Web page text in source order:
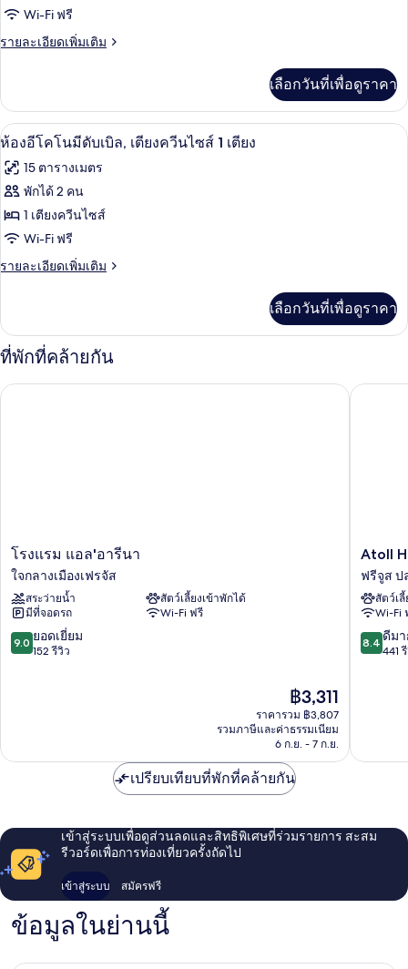
ท,
วิว
สวน
ของ
Superior
Sea
View
Wi-Fi ฟรี
รายละเอียดเพิ่มเติม
ราย
เกี่ยว
กับ
Superior
Room,
Sea
เลือกวันที่เพื่อดูราคา
เปิด
ภาพถ่าย
ทั้งหมด
ของ
ห้อง
อี
โน
มี
เตียง
ห้องอีโคโนมีดับเบิล, เตียงควีนไซส์ 1
7
ห้องอีโคโนมีดับเบิล, เตียงควีนไซส์ 1 เตียง
15 ตารางเมตร
พักได้ 2 คน
1 เตียงควีนไซส์
Wi-Fi ฟรี
รายละเอียดเพิ่มเติม
ราย
เกี่ยว
กับ
ห้อง
โค
เลือกวันที่เพื่อดูราคา
ที่พักที่คล้ายกัน
โรงแรม
แอล'อารี
นา
ใจ
กลาง
เมือง
เฟรจัส
โรงแรม แอล'อารีนา
ใจกลางเมืองเฟรจัส
สระว่ายน้ำ
สัตว์เลี้ยงเข้าพักได้
มีที่จอดรถ
Wi-Fi ฟรี
9.0
จาก
9.0 ยอดเยี่ยม
152 รีวิว
ราคา
ปัจจุบัน
คือ
฿3,311
฿3,311
ราคารวม ฿3,807
รวมภาษีและค่าธรรมเนียม
6 ก.ย. - 7 ก.ย.
โรงแรม แอล'อารีนา
Atoll
Hotel
ฟรี
จูส
ปลาจ
Atoll
ฟรีจูส ป
สัตว์เ
Wi-Fi
8.4
จาก
8.4 ดีม
441
Atoll
เปรียบเทียบที่พักที่คล้ายกัน
เข้าสู่ระบบเพื่อดูส่วนลดและสิทธิพิเศษที่ร่วมรายการ สะสม
รีวอร์ดเพื่อการท่องเที่ยวครั้งถัดไป
เข้าสู่ระบบ สมัครฟรี
ข้อมูลในย่านนี้